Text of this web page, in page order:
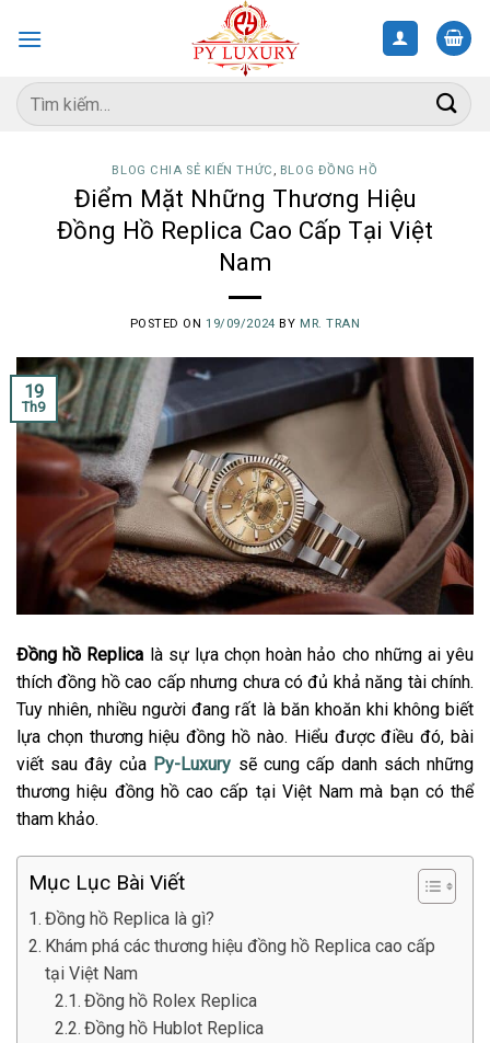
Tìm
kiếm:
BLOG CHIA SẺ KIẾN THỨC , BLOG ĐỒNG HỒ
Điểm Mặt Những Thương Hiệu
Đồng Hồ Replica Cao Cấp Tại Việt
Nam
POSTED ON19/09/2024 BY MR. TRAN
19
Th9
Đồng hồ Replica là sự lựa chọn hoàn hảo cho những ai yêu
thích đồng hồ cao cấp nhưng chưa có đủ khả năng tài chính.
Tuy nhiên, nhiều người đang rất là băn khoăn khi không biết
lựa chọn thương hiệu đồng hồ nào. Hiểu được điều đó, bài
viết sau đây của Py-Luxury sẽ cung cấp danh sách những
thương hiệu đồng hồ cao cấp tại Việt Nam mà bạn có thể
tham khảo.
Mục Lục Bài Viết
Đồng hồ Replica là gì?
Khám phá các thương hiệu đồng hồ Replica cao cấp
tại Việt Nam
Đồng hồ Rolex Replica
Đồng hồ Hublot Replica